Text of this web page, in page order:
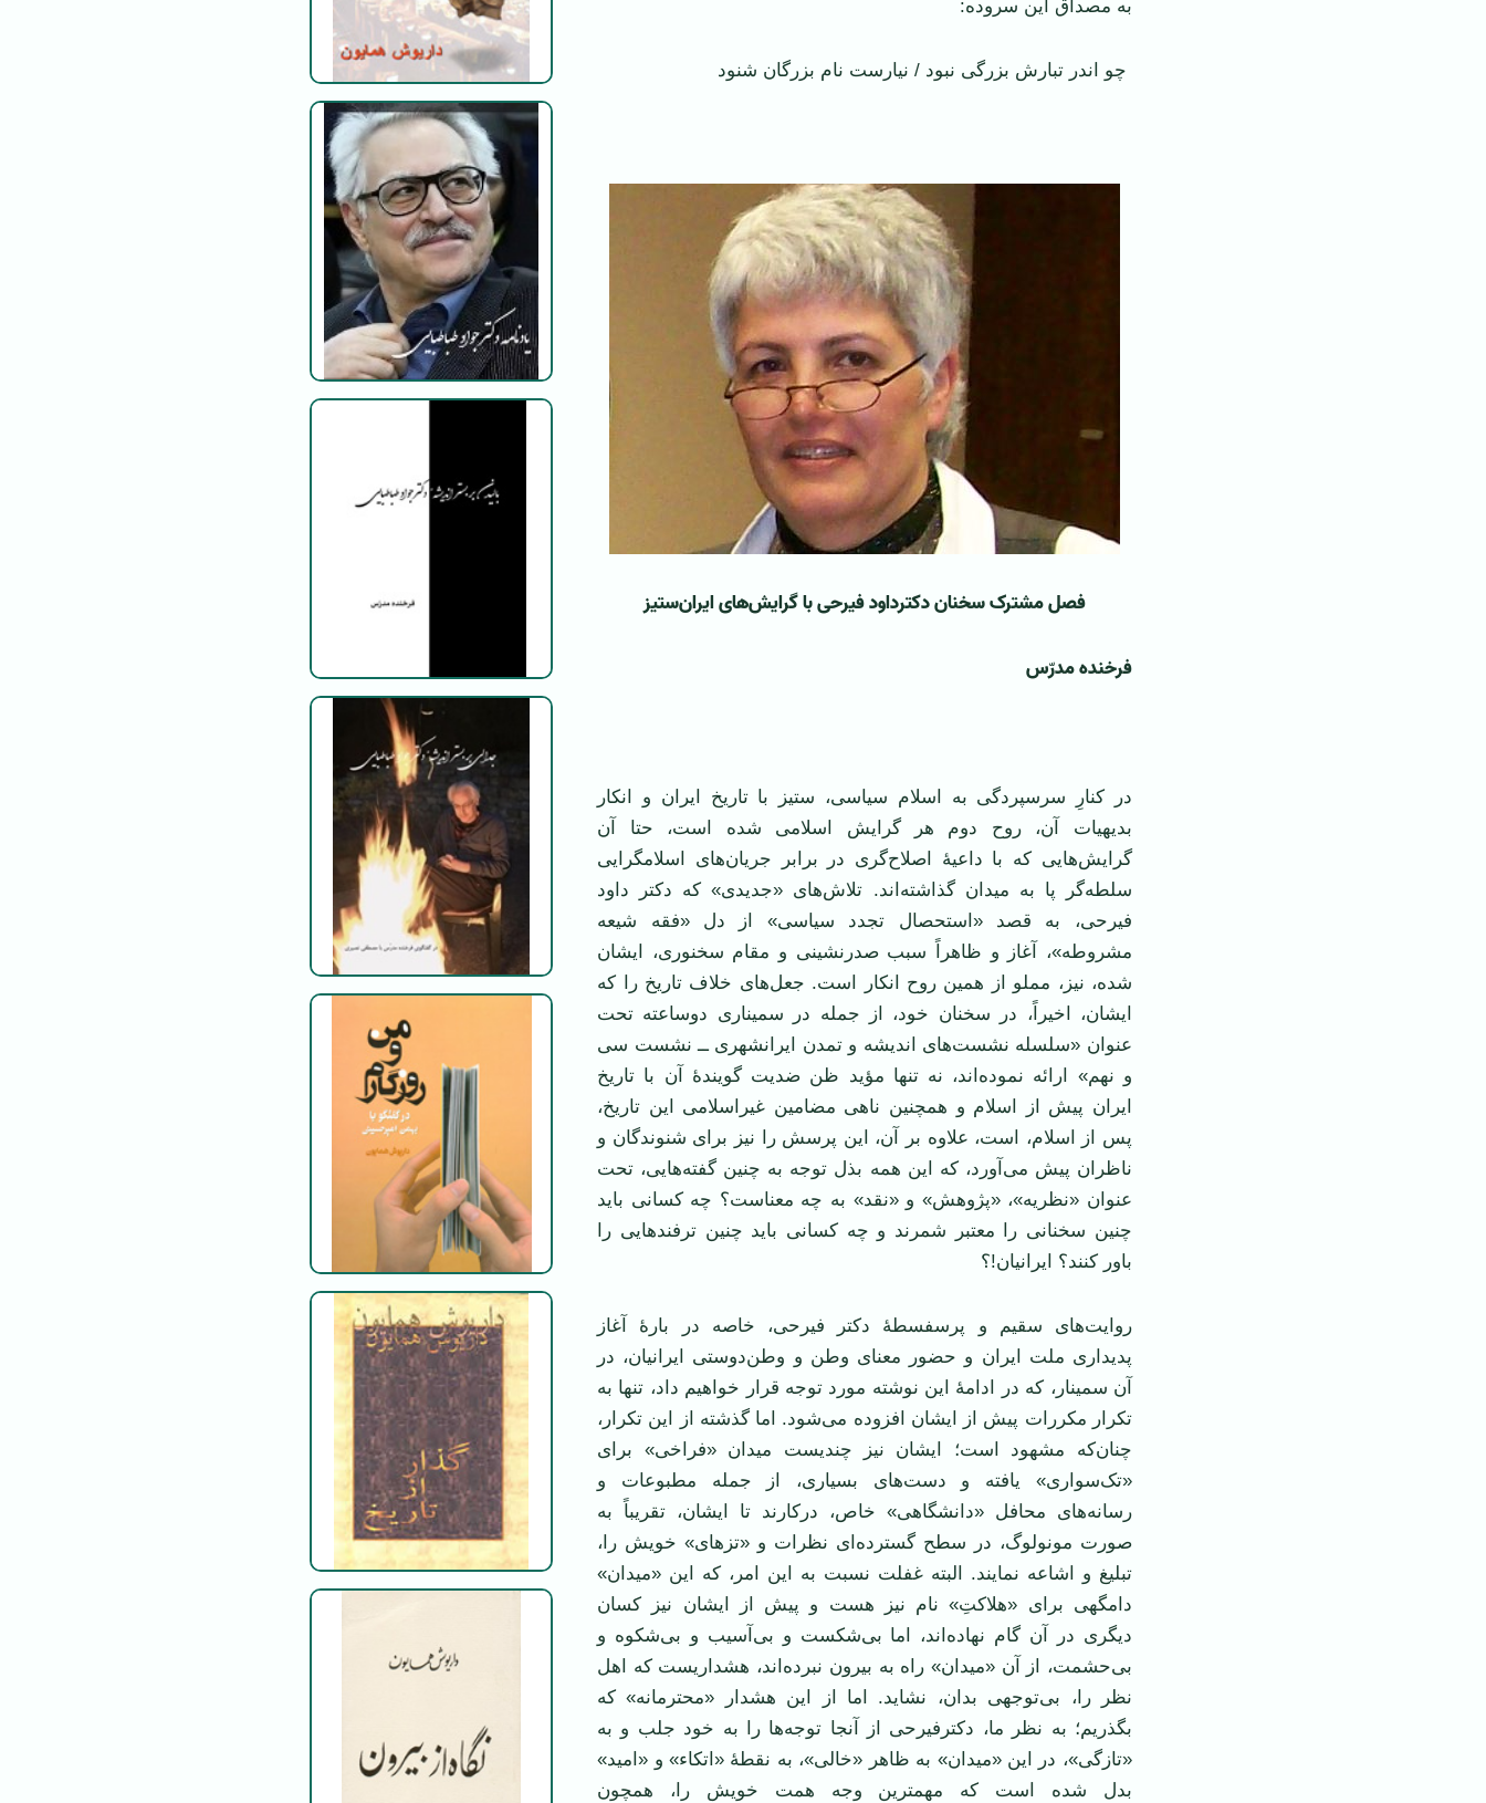
به مصداق این سروده:‌ ‌
‌ ‌چو اندر تبارش بزرگی نبود / نیارست نام بزرگان شنود
فصل مشترک سخنان دکترداود فیرحی با گرایش‌های ایران‌ستیز
فرخنده مدرّس
در کنارِ سرسپردگی به اسلام سیاسی، ستیز با تاریخ ایران و انکار
بدیهیات آن، روح دوم هر گرایش اسلامی شده است، حتا آن
گرایش‌هایی که با داعیۀ اصلاح‌گری در برابر جریان‌های اسلامگرایی
سلطه‌گر پا به میدان گذاشته‌اند. تلاش‌های «جدیدی» که دکتر داود
فیرحی، به قصد «استحصال تجدد سیاسی» از دل «فقه شیعه
مشروطه»، آغاز و ظاهراً سبب صدرنشینی و مقام سخنوری، ایشان
شده، نیز، مملو از همین روح انکار است. جعل‌های خلاف تاریخ را که
ایشان، اخیراً، در سخنان خود، از جمله در سمیناری دوساعته تحت
عنوان «سلسله نشست‌های اندیشه و تمدن ایرانشهری ــ نشست سی
و نهم» ارائه نموده‌اند، نه تنها مؤید ظن ضدیت گویندۀ آن با تاریخ
ایران پیش از اسلام و همچنین ناهی مضامین غیراسلامی این تاریخ،
پس از اسلام، است، علاوه بر آن، این پرسش را نیز برای شنوندگان و
ناظران پیش می‌آورد، که این همه بذل توجه به چنین گفته‌هایی، تحت
عنوان «نظریه»، «پژوهش» و «نقد» به چه معناست؟ چه کسانی باید
چنین سخنانی را معتبر شمرند و چه کسانی باید چنین ترفندهایی را
باور کنند؟ ایرانیان!؟
روایت‌های سقیم و پرسفسطۀ دکتر فیرحی، خاصه در بارۀ آغاز
پدیداری ملت ایران و حضور معنای وطن و وطن‌دوستی ایرانیان، در
آن سمینار، که در ادامۀ این نوشته مورد توجه قرار خواهیم داد، تنها به
تکرار مکررات پیش از ایشان افزوده می‌شود. اما گذشته از این تکرار،
چنان‌که مشهود است؛ ایشان نیز چندیست میدان «فراخی» برای
«تک‌سواری» یافته و دست‌های بسیاری، از جمله مطبوعات و
رسانه‌های محافل «دانشگاهی» خاص، درکارند تا ایشان، تقریباً به
صورت مونولوگ، در سطح گسترده‌ای نظرات و «تزهای» خویش را،
تبلیغ و اشاعه نمایند. البته غفلت نسبت به این امر، که این «میدان»
دامگهی برای «هلاکتِ» نام نیز هست و پیش از ایشان نیز کسان
دیگری در آن گام نهاده‌اند، اما بی‌شکست و بی‌آسیب و بی‌شکوه و
بی‌حشمت، از آن «میدان» راه به بیرون نبرده‌اند، هشداریست که اهل
نظر را، بی‌توجهی بدان، نشاید. اما از این هشدار «محترمانه» که
بگذریم؛ به نظر ما، دکترفیرحی از آنجا توجه‌ها را به خود جلب و به
«تاز‌گی»، در این «میدان» به ظاهر «خالی»، به نقطۀ «اتکاء» و «امید»
بدل شده‌ است که مهمترین وجه همت خویش را، همچون